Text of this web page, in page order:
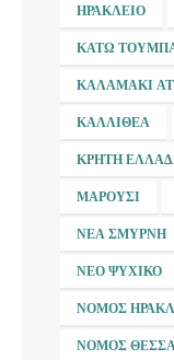
ΗΡΆΚΛΕΙΟ
ΚΆΤΩ
ΚΑΛΑΜΆΚΙ
ΚΑΛΛΙΘΈΑ
ΚΡΉΤΗ
ΜΑΡΟΎΣΙ
ΝΈΑ ΣΜΎΡΝΗ
ΝΈΟ ΨΥΧΙΚΌ
ΝΟΜΌΣ
ΝΟΜΌΣ